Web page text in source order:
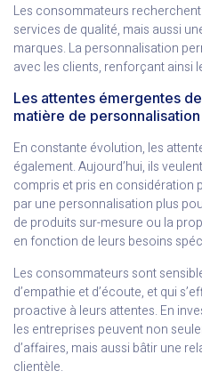
Les consommateurs
services de qualité, mais aussi
marques. La personnalisation
avec les clients, renforçant ainsi
Les attentes émergentes
matière de personnalisation
En constante évolution, les
également. Aujourd’hui, ils
compris et pris en considération
par une personnalisation plus
de produits sur-mesure ou la
en fonction de leurs besoins
Les consommateurs sont
d’empathie et d’écoute, et qui
proactive à leurs attentes. En
les entreprises peuvent non
d’affaires, mais aussi bâtir une
clientèle.